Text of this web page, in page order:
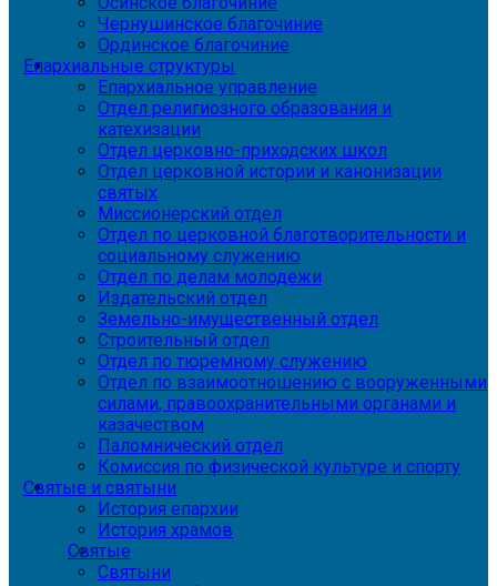
Чернушинское благочиние
Ординское благочиние
Епархиальные структуры
Епархиальное управление
Отдел религиозного образования и
катехизации
Отдел церковно-приходских школ
Отдел церковной истории и канонизации
святых
Миссионерский отдел
Отдел по церковной благотворительности и
социальному служению
Отдел по делам молодежи
Издательский отдел
Земельно-имущественный отдел
Строительный отдел
Отдел по тюремному служению
Отдел по взаимоотношению с вооруженными
силами, правоохранительными органами и
казачеством
Паломнический отдел
Комиссия по физической культуре и спорту
Святые и святыни
История епархии
История храмов
Святые
Святыни